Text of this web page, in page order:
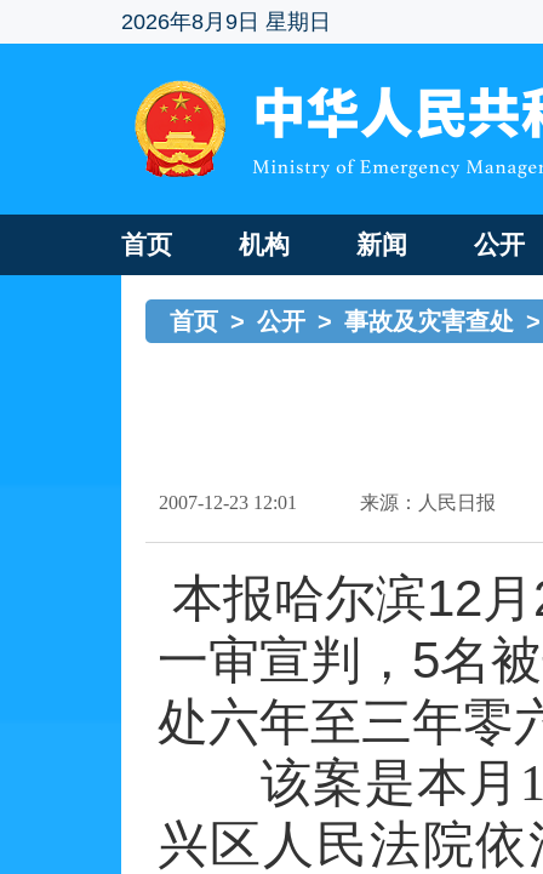
2026年8月9日 星期日
首页 机构 新闻 公开
首页 > 公开 > 事故及灾害查处 >
2007-12-23 12:01 来源：人民日报
本报哈尔滨12月
一审宣判，5名
处六年至三年零
该案是本月15
兴区人民法院